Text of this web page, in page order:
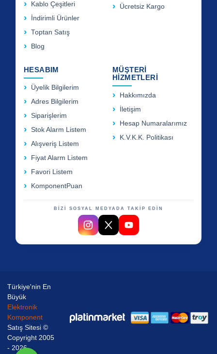
Kablo Çeşitleri
İndirimli Ürünler
Toptan Satış
Blog
Ücretsiz Kargo
HESABIM
Üyelik Bilgilerim
Adres Bilgilerim
Siparişlerim
Stok Alarm Listem
Alışveriş Listem
Fiyat Alarm Listem
Favori Listem
KomponentPuan
MÜŞTERİ
HİZMETLERİ
Hakkımızda
İletişim
Hesap Numaralarımız
K.V.K.K. Politikası
BİZİ SOSYAL MEDYADA TAKİP EDİN
Türkiye'nin En
Büyük
Elektronik
Komponent
Satış Sitesi ©
Copyright 2005
- 2026